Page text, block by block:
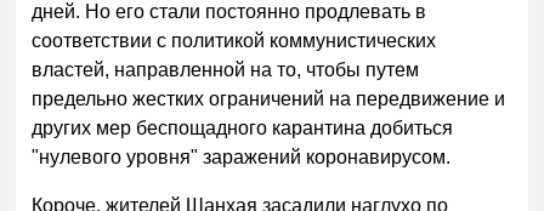
дней. Но его стали постоянно продлевать в
соответствии с политикой коммунистических
властей, направленной на то, чтобы путем
предельно жестких ограничений на передвижение и
других мер беспощадного карантина добиться
"нулевого уровня" заражений коронавирусом.
Короче, жителей Шанхая засадили наглухо по